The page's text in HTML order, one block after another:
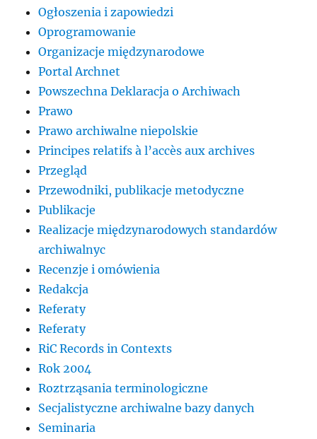
Ogłoszenia i zapowiedzi
Oprogramowanie
Organizacje międzynarodowe
Portal Archnet
Powszechna Deklaracja o Archiwach
Prawo
Prawo archiwalne niepolskie
Principes relatifs à l’accès aux archives
Przegląd
Przewodniki, publikacje metodyczne
Publikacje
Realizacje międzynarodowych standardów
archiwalnyc
Recenzje i omówienia
Redakcja
Referaty
Referaty
RiC Records in Contexts
Rok 2004
Roztrząsania terminologiczne
Secjalistyczne archiwalne bazy danych
Seminaria